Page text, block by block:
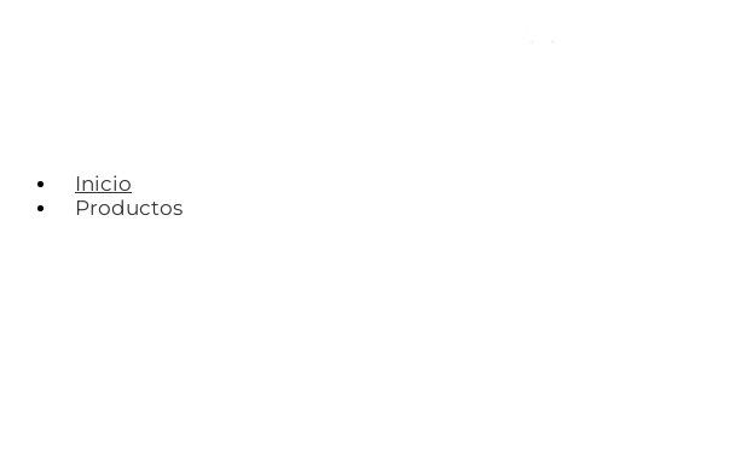
Inicio
Productos